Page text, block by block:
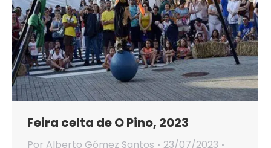
Feira celta de O Pino, 2023
Por Alberto Gómez Santos
23/07/2023